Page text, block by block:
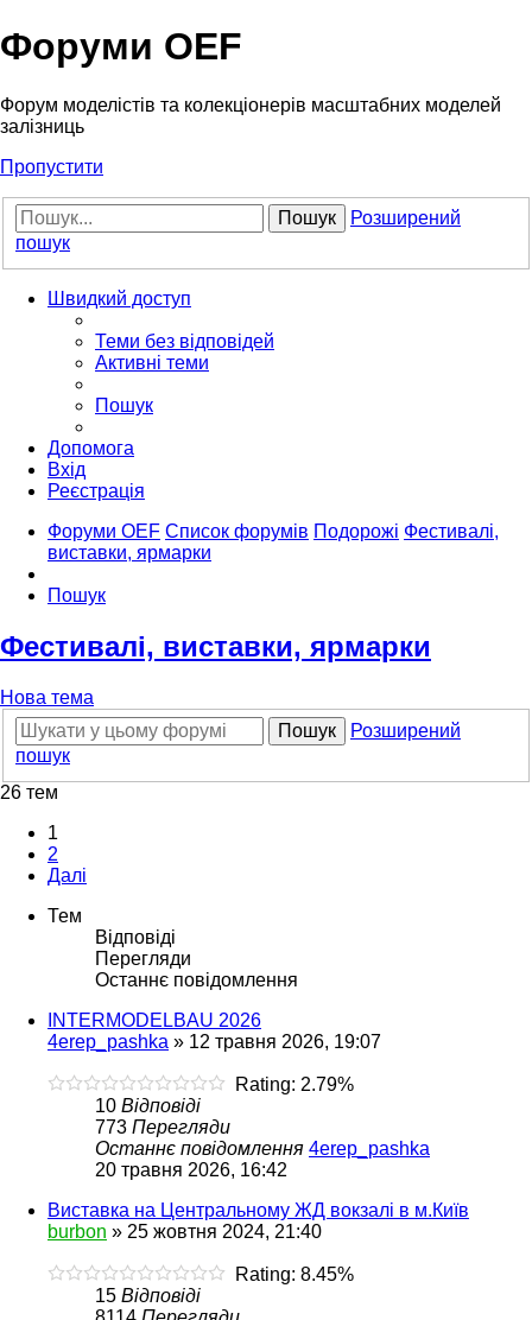
Форуми OEF
Форум моделістів та колекціонерів масштабних моделей
залізниць
Пропустити
Пошук
Розширений
пошук
Швидкий доступ
Теми без відповідей
Активні теми
Пошук
Допомога
Вхід
Реєстрація
Форуми OEF Список форумів Подорожі Фестивалі,
виставки, ярмарки
Пошук
Фестивалі, виставки, ярмарки
Нова тема
Пошук
Розширений
пошук
26 тем
1
2
Далі
Тем
Відповіді
Перегляди
Останнє повідомлення
INTERMODELBAU 2026
4erep_pashka » 12 травня 2026, 19:07
Rating: 2.79%
10 Відповіді
773 Перегляди
Останнє повідомлення 4erep_pashka
20 травня 2026, 16:42
Виставка на Центральному ЖД вокзалі в м.Київ
burbon » 25 жовтня 2024, 21:40
Rating: 8.45%
15 Відповіді